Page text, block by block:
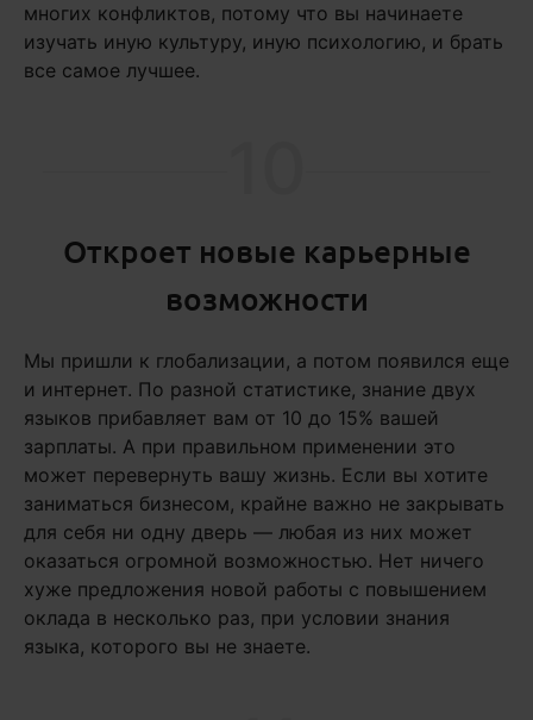
многих конфликтов, потому что вы начинаете
изучать иную культуру, иную психологию, и брать
все самое лучшее.
Откроет новые карьерные
возможности
Мы пришли к глобализации, а потом появился еще
и интернет. По разной статистике, знание двух
языков прибавляет вам от 10 до 15% вашей
зарплаты. А при правильном применении это
может перевернуть вашу жизнь. Если вы хотите
заниматься бизнесом, крайне важно не закрывать
для себя ни одну дверь — любая из них может
оказаться огромной возможностью. Нет ничего
хуже предложения новой работы с повышением
оклада в несколько раз, при условии знания
языка, которого вы не знаете.